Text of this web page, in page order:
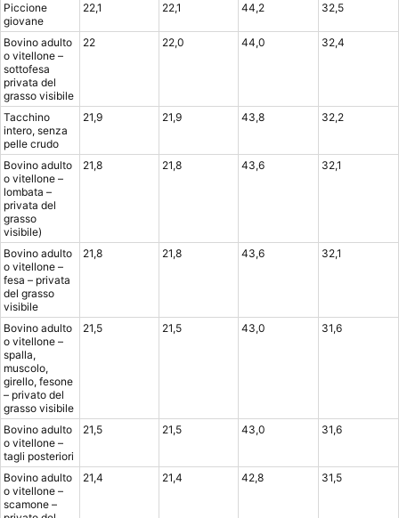
Piccione
giovane
22,1 22,1 44,2 32,5
Bovino adulto
o vitellone –
sottofesa
privata del
grasso visibile
22 22,0 44,0 32,4
Tacchino
intero, senza
pelle crudo
21,9 21,9 43,8 32,2
Bovino adulto
o vitellone –
lombata –
privata del
grasso
visibile)
21,8 21,8 43,6 32,1
Bovino adulto
o vitellone –
fesa – privata
del grasso
visibile
21,8 21,8 43,6 32,1
Bovino adulto
o vitellone –
spalla,
muscolo,
girello, fesone
– privato del
grasso visibile
21,5 21,5 43,0 31,6
Bovino adulto
o vitellone –
tagli posteriori
21,5 21,5 43,0 31,6
Bovino adulto
o vitellone –
scamone –
21,4 21,4 42,8 31,5